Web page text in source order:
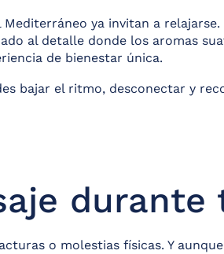
ya invitan a
al detalle donde los aromas
de bienestar única.
bajar el ritmo, desconectar y
durante
o molestias físicas. Y